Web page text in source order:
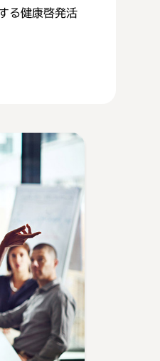
る健康啓発活